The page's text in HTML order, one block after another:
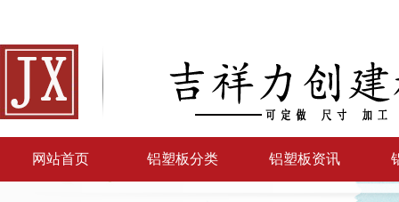
网站首页 铝塑板分类 铝塑板资讯